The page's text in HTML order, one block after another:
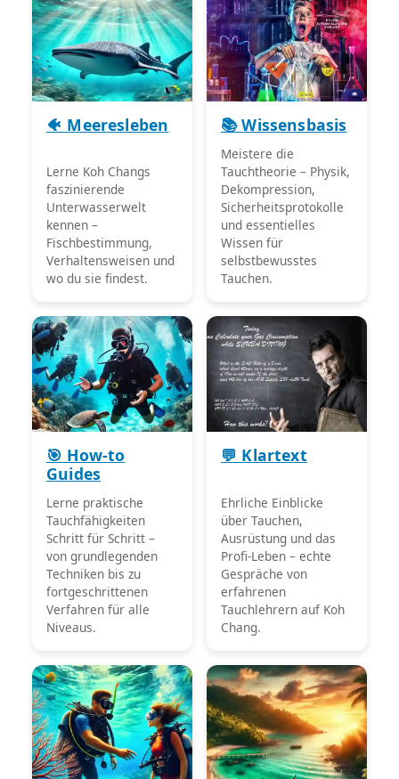
🐠 Meeresleben
Lerne Koh Changs
faszinierende
Unterwasserwelt
kennen –
Fischbestimmung,
Verhaltensweisen und
wo du sie findest.
📚 Wissensbasis
Meistere die
Tauchtheorie – Physik,
Dekompression,
Sicherheitsprotokolle
und essentielles
Wissen für
selbstbewusstes
Tauchen.
🎯 How-to
Guides
Lerne praktische
Tauchfähigkeiten
Schritt für Schritt –
von grundlegenden
Techniken bis zu
fortgeschrittenen
Verfahren für alle
Niveaus.
💬 Klartext
Ehrliche Einblicke
über Tauchen,
Ausrüstung und das
Profi-Leben – echte
Gespräche von
erfahrenen
Tauchlehrern auf Koh
Chang.